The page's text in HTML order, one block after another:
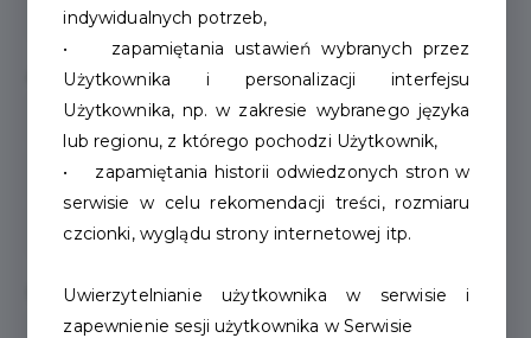
Adres siedziby
Branża
indywidualnych potrzeb,
• zapamiętania ustawień wybranych przez
Użytkownika i personalizacji interfejsu
Użytkownika, np. w zakresie wybranego języka
lub regionu, z którego pochodzi Użytkownik,
• zapamiętania historii odwiedzonych stron w
serwisie w celu rekomendacji treści, rozmiaru
czcionki, wyglądu strony internetowej itp.
Uwierzytelnianie użytkownika w serwisie i
zapewnienie sesji użytkownika w Serwisie